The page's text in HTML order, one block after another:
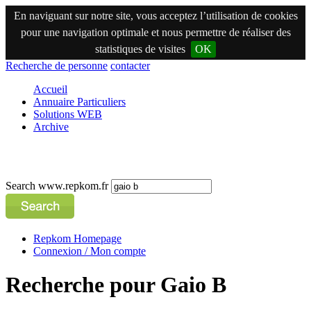
En naviguant sur notre site, vous acceptez l’utilisation de cookies
pour une navigation optimale et nous permettre de réaliser des
statistiques de visites
OK
Recherche de personne contacter
Accueil
Annuaire Particuliers
Solutions WEB
Archive
Search www.repkom.fr
Repkom Homepage
Connexion / Mon compte
Recherche pour Gaio B